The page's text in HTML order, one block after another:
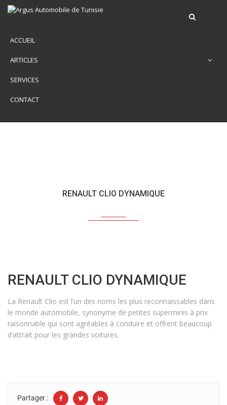
ACCUEIL
ARTICLES
SERVICES
CONTACT
RENAULT CLIO DYNAMIQUE
RENAULT CLIO DYNAMIQUE
La Renault Clio est l’un des noms les plus reconnaissables dans
le monde automobile, synonyme de petites superminis à prix
raisonnable qui sont agréables à conduire et offrent beaucoup
d’attrait pour les grandes voitures.
Partager :